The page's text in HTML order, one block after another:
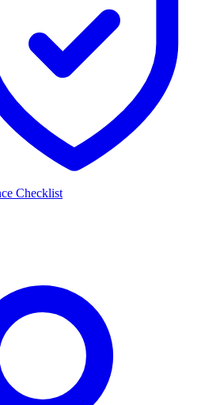
Checklist